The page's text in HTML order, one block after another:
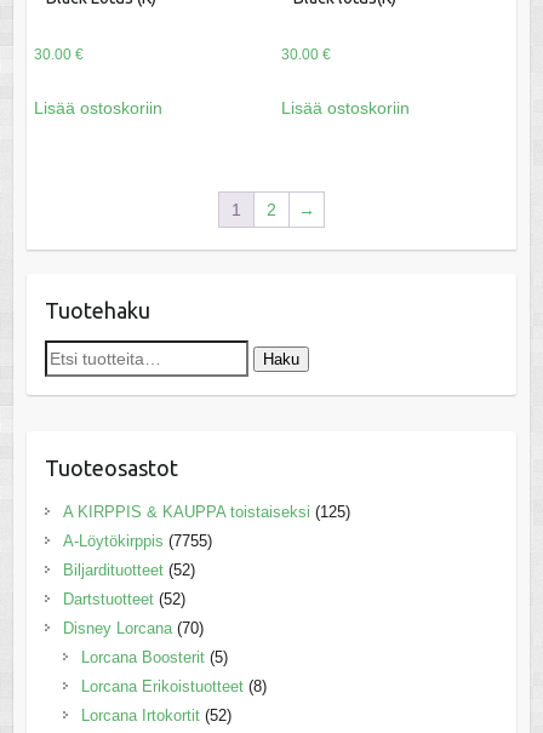
30.00 €
Lisää ostoskoriin
30.00 €
Lisää ostoskoriin
1 2 →
Tuotehaku
Etsi: Haku
Tuoteosastot
A KIRPPIS & KAUPPA toistaiseksi (125)
A-Löytökirppis (7755)
Biljardituotteet (52)
Dartstuotteet (52)
Disney Lorcana (70)
Lorcana Boosterit (5)
Lorcana Erikoistuotteet (8)
Lorcana Irtokortit (52)